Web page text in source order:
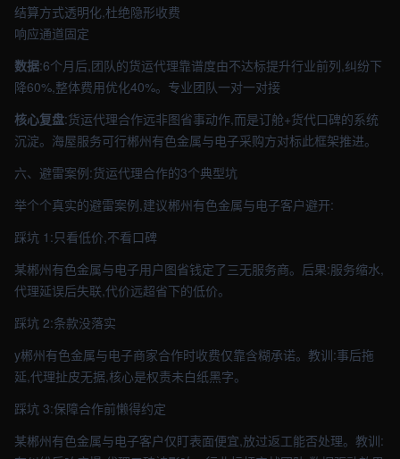
结算方式透明化,杜绝隐形收费
响应通道固定
数据:6个月后,团队的货运代理靠谱度由不达标提升行业前列,纠纷下
降60%,整体费用优化40%。专业团队一对一对接
核心复盘:货运代理合作远非图省事动作,而是订舱+货代口碑的系统
沉淀。海屋服务可行郴州有色金属与电子采购方对标此框架推进。
六、避雷案例:货运代理合作的3个典型坑
举个个真实的避雷案例,建议郴州有色金属与电子客户避开:
踩坑 1:只看低价,不看口碑
某郴州有色金属与电子用户图省钱定了三无服务商。后果:服务缩水,
代理延误后失联,代价远超省下的低价。
踩坑 2:条款没落实
y郴州有色金属与电子商家合作时收费仅靠含糊承诺。教训:事后拖
延,代理扯皮无据,核心是权责未白纸黑字。
踩坑 3:保障合作前懒得约定
某郴州有色金属与电子客户仅盯表面便宜,放过返工能否处理。教训: